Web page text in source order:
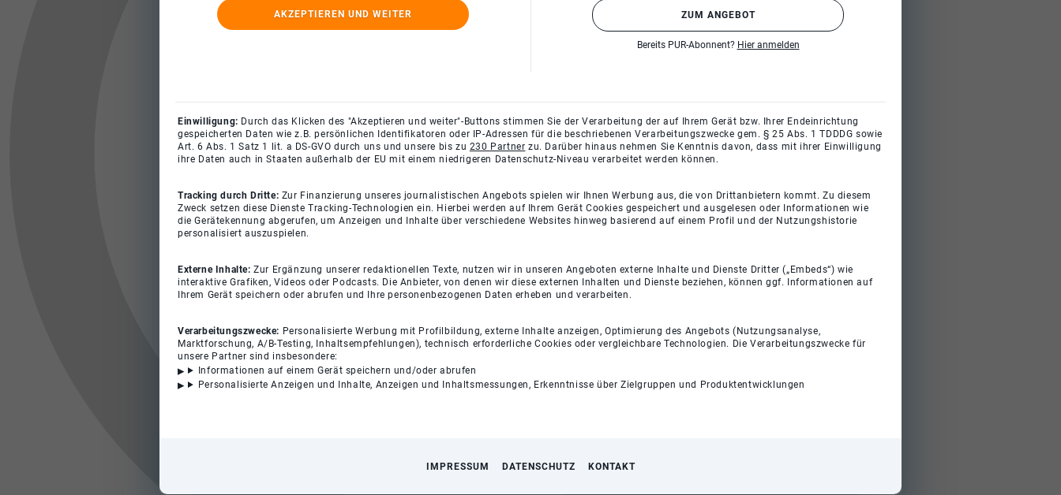
AKZEPTIEREN UND WEITER ZUM ANGEBOT
Bereits PUR-Abonnent? Hier anmelden
Einwilligung: Durch das Klicken des "Akzeptieren und weiter"-Buttons stimmen Sie der Verarbeitung der auf Ihrem Gerät bzw. Ihrer Endeinrichtung
gespeicherten Daten wie z.B. persönlichen Identifikatoren oder IP-Adressen für die beschriebenen Verarbeitungszwecke gem. § 25 Abs. 1 TDDDG sowie
Art. 6 Abs. 1 Satz 1 lit. a DS-GVO durch uns und unsere bis zu 230 Partner zu. Darüber hinaus nehmen Sie Kenntnis davon, dass mit ihrer Einwilligung
ihre Daten auch in Staaten außerhalb der EU mit einem niedrigeren Datenschutz-Niveau verarbeitet werden können.
Tracking durch Dritte: Zur Finanzierung unseres journalistischen Angebots spielen wir Ihnen Werbung aus, die von Drittanbietern kommt. Zu diesem
Zweck setzen diese Dienste Tracking-Technologien ein. Hierbei werden auf Ihrem Gerät Cookies gespeichert und ausgelesen oder Informationen wie
die Gerätekennung abgerufen, um Anzeigen und Inhalte über verschiedene Websites hinweg basierend auf einem Profil und der Nutzungshistorie
personalisiert auszuspielen.
Externe Inhalte:Zur Ergänzung unserer redaktionellen Texte, nutzen wir in unseren Angeboten externe Inhalte und Dienste Dritter („Embeds“) wie
interaktive Grafiken, Videos oder Podcasts. Die Anbieter, von denen wir diese externen Inhalten und Dienste beziehen, können ggf. Informationen auf
Ihrem Gerät speichern oder abrufen und Ihre personenbezogenen Daten erheben und verarbeiten.
Verarbeitungszwecke: Personalisierte Werbung mit Profilbildung, externe Inhalte anzeigen, Optimierung des Angebots (Nutzungsanalyse,
Marktforschung, A/B-Testing, Inhaltsempfehlungen), technisch erforderliche Cookies oder vergleichbare Technologien. Die Verarbeitungszwecke für
unsere Partner sind insbesondere:
Informationen auf einem Gerät speichern und/oder abrufen
Personalisierte Anzeigen und Inhalte, Anzeigen und Inhaltsmessungen, Erkenntnisse über Zielgruppen und Produktentwicklungen
IMPRESSUM DATENSCHUTZ KONTAKT